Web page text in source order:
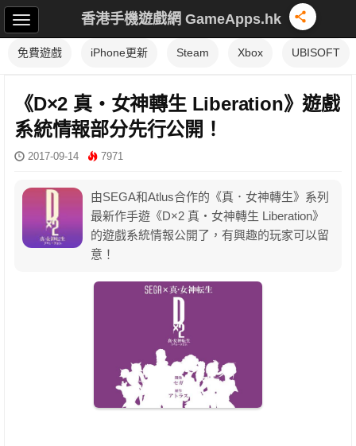
香港手機遊戲網 GameApps.hk
免費遊戲 iPhone更新 Steam Xbox UBISOFT
《D×2 真・女神轉生 Liberation》遊戲
系統情報部分先行公開！
2017-09-14 7971
由SEGA和Atlus合作的《真．女神轉生》系列
最新作手遊《D×2 真・女神轉生 Liberation》
的遊戲系統情報公開了，有興趣的玩家可以留
意！